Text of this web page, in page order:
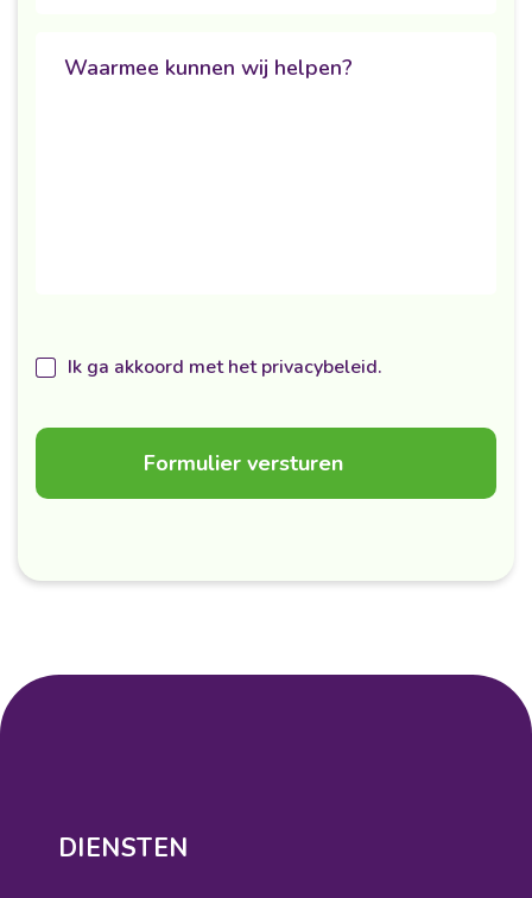
Ik ga akkoord met het privacybeleid.
DIENSTEN